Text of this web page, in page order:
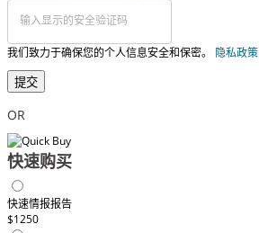
我们致力于确保您的个人信息安全和保密。 隐私政策
提交
OR
快速购买
快速情报报告
$1250